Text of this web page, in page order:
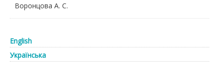
Воронцова А. С.
English
Українська